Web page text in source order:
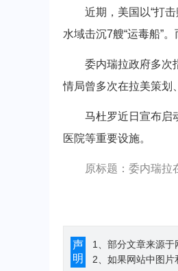
近期，美国以“打击
水域击沉7艘“运毒船”
委内瑞拉政府多次指
情局曾多次在拉美策划
马杜罗近日宣布启动
医院等重要设施。
原标题：委内瑞拉
声
明
1、部分文章来源于
2、如果网站中图